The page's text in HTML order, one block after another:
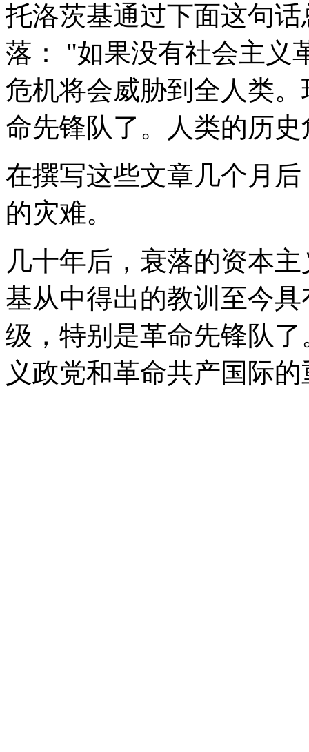
托洛茨基通过下面这句
落： "如果没有社会主义
危机将会威胁到全人类
命先锋队了。人类的历
在撰写这些文章几个月
的灾难。
几十年后，衰落的资本
基从中得出的教训至今
级，特别是革命先锋队
义政党和革命共产国际